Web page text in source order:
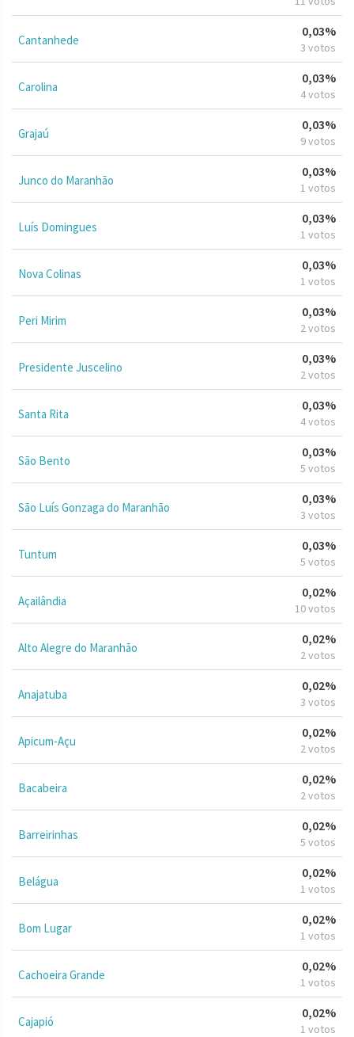
Cantanhede
0,03%
3 votos
Carolina
0,03%
4 votos
Grajaú
0,03%
9 votos
Junco do Maranhão
0,03%
1 votos
Luís Domingues
0,03%
1 votos
Nova Colinas
0,03%
1 votos
Peri Mirim
0,03%
2 votos
Presidente Juscelino
0,03%
2 votos
Santa Rita
0,03%
4 votos
São Bento
0,03%
5 votos
São Luís Gonzaga do Maranhão
0,03%
3 votos
Tuntum
0,03%
5 votos
Açailândia
0,02%
10 votos
Alto Alegre do Maranhão
0,02%
2 votos
Anajatuba
0,02%
3 votos
Apicum-Açu
0,02%
2 votos
Bacabeira
0,02%
2 votos
Barreirinhas
0,02%
5 votos
Belágua
0,02%
1 votos
Bom Lugar
0,02%
1 votos
Cachoeira Grande
0,02%
1 votos
Cajapió
0,02%
1 votos